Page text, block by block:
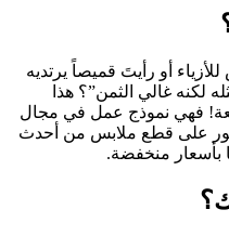
أو رأيتَ قميصاً يرتديه
لكنه غالي الثمن”؟ هذا
فهي نموذج عمل في مجال
على قطع ملابس من أحدث
بأسعار منخفضة.